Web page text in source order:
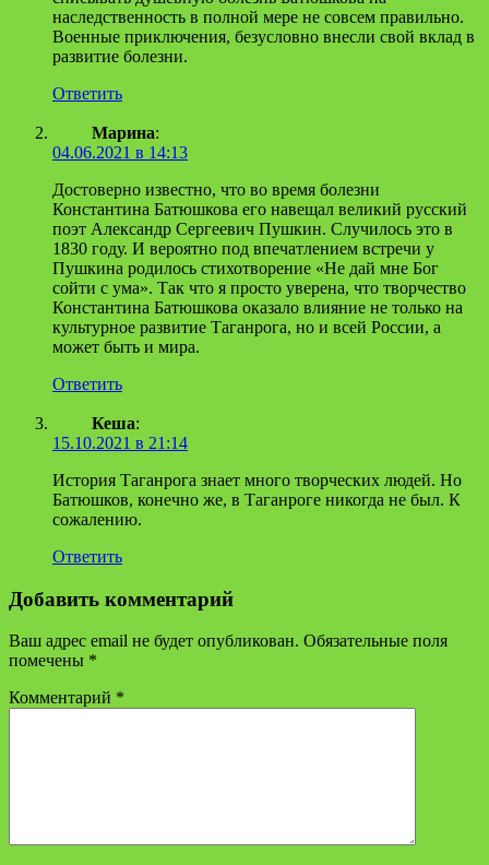
наследственность в полной мере не совсем правильно.
Военные приключения, безусловно внесли свой вклад в
развитие болезни.
Ответить
Марина:
04.06.2021 в 14:13
Достоверно известно, что во время болезни
Константина Батюшкова его навещал великий русский
поэт Александр Сергеевич Пушкин. Случилось это в
1830 году. И вероятно под впечатлением встречи у
Пушкина родилось стихотворение «Не дай мне Бог
сойти с ума». Так что я просто уверена, что творчество
Константина Батюшкова оказало влияние не только на
культурное развитие Таганрога, но и всей России, а
может быть и мира.
Ответить
Кеша:
15.10.2021 в 21:14
История Таганрога знает много творческих людей. Но
Батюшков, конечно же, в Таганроге никогда не был. К
сожалению.
Ответить
Добавить комментарий
Ваш адрес email не будет опубликован. Обязательные поля
помечены *
Комментарий *